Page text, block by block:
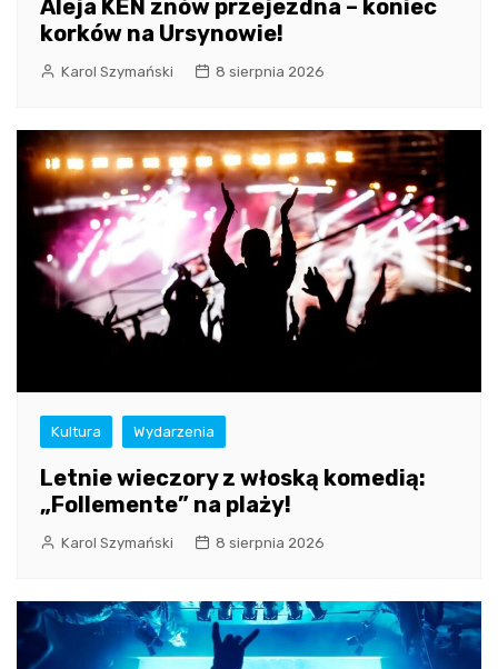
Aleja KEN znów przejezdna – koniec
korków na Ursynowie!
Karol Szymański 8 sierpnia 2026
Kultura Wydarzenia
Letnie wieczory z włoską komedią:
„Follemente” na plaży!
Karol Szymański 8 sierpnia 2026